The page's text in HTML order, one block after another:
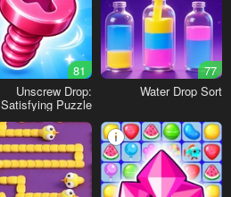
77
Water Drop Sort
81
Unscrew Drop:
Satisfying Puzzle